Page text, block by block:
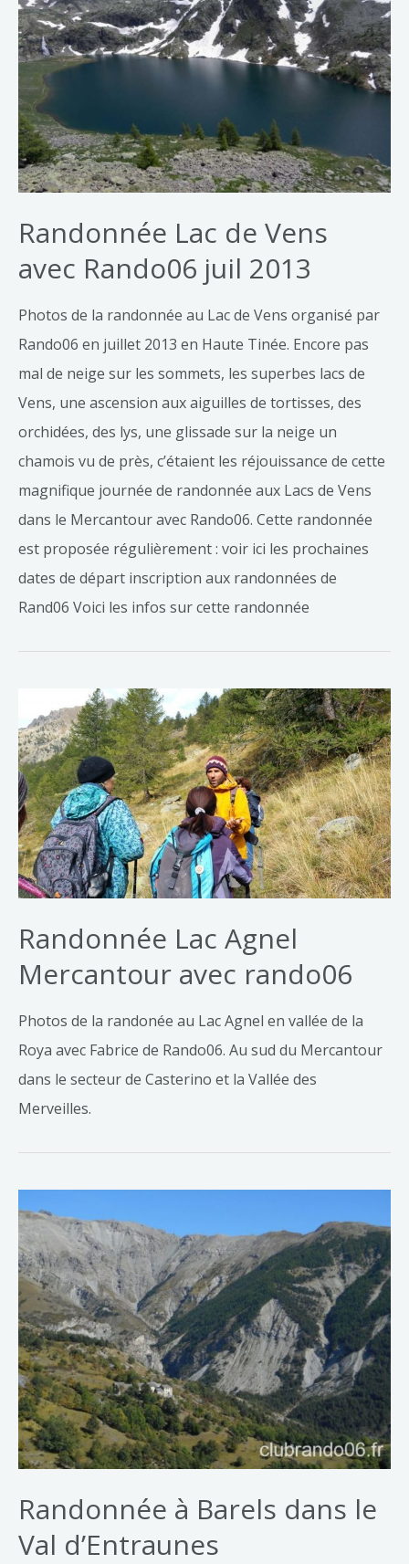
Randonnée Lac de Vens
avec Rando06 juil 2013
Photos de la randonnée au Lac de Vens organisé par
Rando06 en juillet 2013 en Haute Tinée. Encore pas
mal de neige sur les sommets, les superbes lacs de
Vens, une ascension aux aiguilles de tortisses, des
orchidées, des lys, une glissade sur la neige un
chamois vu de près, c’étaient les réjouissance de cette
magnifique journée de randonnée aux Lacs de Vens
dans le Mercantour avec Rando06. Cette randonnée
est proposée régulièrement : voir ici les prochaines
dates de départ inscription aux randonnées de
Rand06 Voici les infos sur cette randonnée
Randonnée Lac Agnel
Mercantour avec rando06
Photos de la randonée au Lac Agnel en vallée de la
Roya avec Fabrice de Rando06. Au sud du Mercantour
dans le secteur de Casterino et la Vallée des
Merveilles.
Randonnée à Barels dans le
Val d’Entraunes